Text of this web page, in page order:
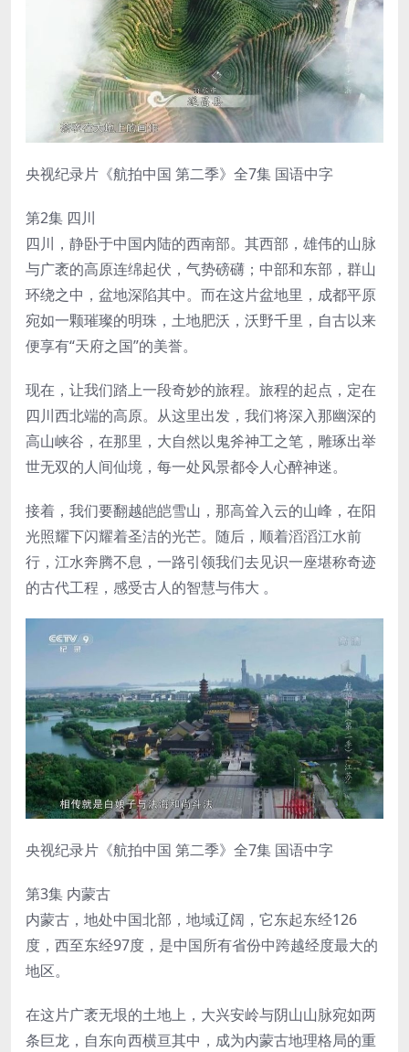
央视纪录片《航拍中国 第二季》全7集 国语中字
第2集 四川
四川，静卧于中国内陆的西南部。其西部，雄伟的山脉
与广袤的高原连绵起伏，气势磅礴；中部和东部，群山
环绕之中，盆地深陷其中。而在这片盆地里，成都平原
宛如一颗璀璨的明珠，土地肥沃，沃野千里，自古以来
便享有“天府之国”的美誉。
现在，让我们踏上一段奇妙的旅程。旅程的起点，定在
四川西北端的高原。从这里出发，我们将深入那幽深的
高山峡谷，在那里，大自然以鬼斧神工之笔，雕琢出举
世无双的人间仙境，每一处风景都令人心醉神迷。
接着，我们要翻越皑皑雪山，那高耸入云的山峰，在阳
光照耀下闪耀着圣洁的光芒。随后，顺着滔滔江水前
行，江水奔腾不息，一路引领我们去见识一座堪称奇迹
的古代工程，感受古人的智慧与伟大 。
央视纪录片《航拍中国 第二季》全7集 国语中字
第3集 内蒙古
内蒙古，地处中国北部，地域辽阔，它东起东经126
度，西至东经97度，是中国所有省份中跨越经度最大的
地区。
在这片广袤无垠的土地上，大兴安岭与阴山山脉宛如两
条巨龙，自东向西横亘其中，成为内蒙古地理格局的重